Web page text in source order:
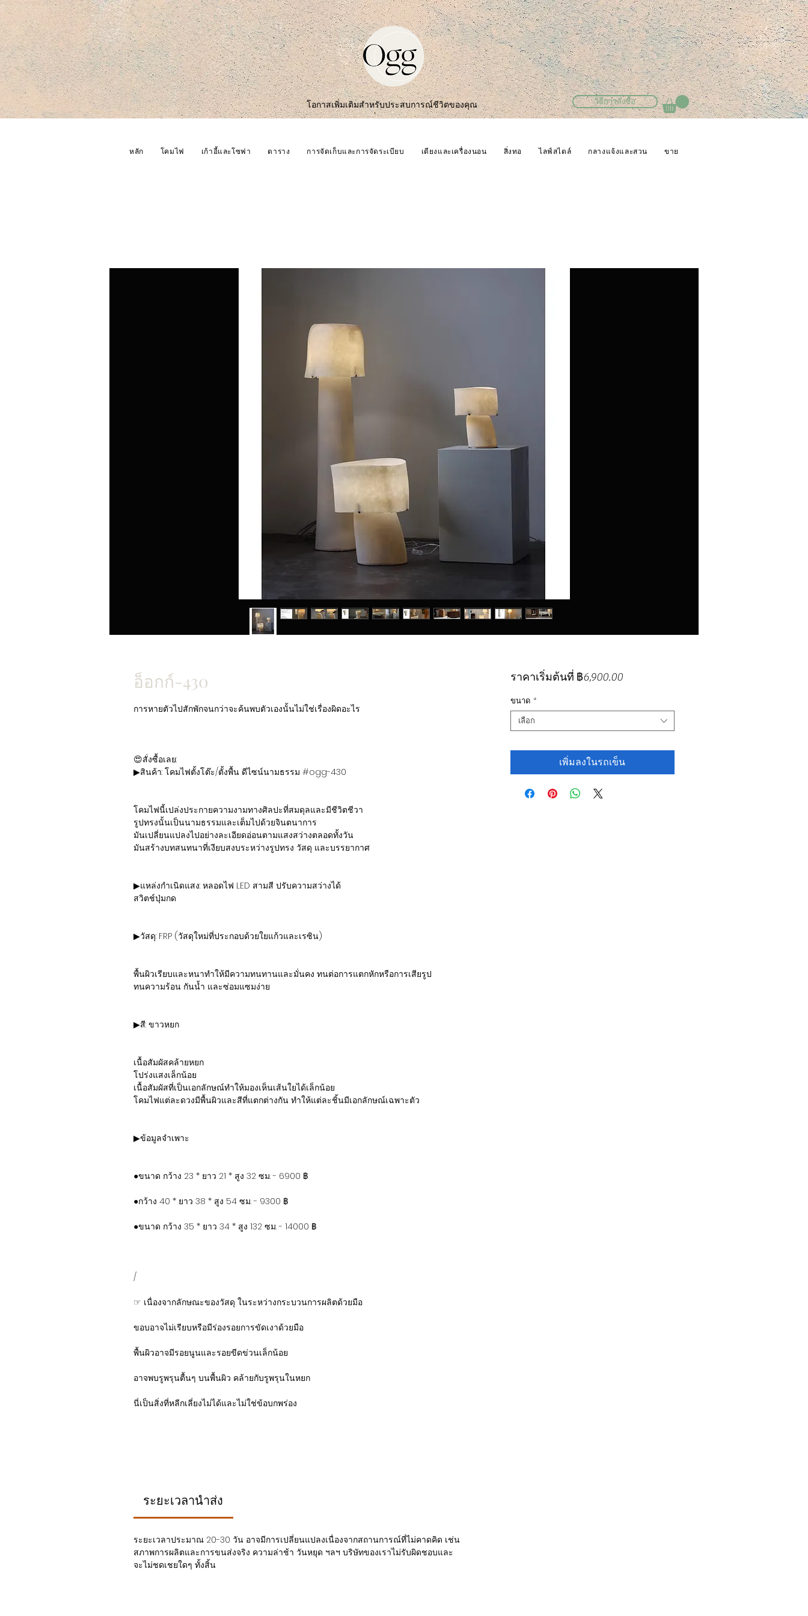
โอกาสเพิ่มเติมสำหรับประสบการณ์ชีวิตของคุณ วิธีการสั่งซื้อ
หลัก โคมไฟ เก้าอี้และโซฟา ตาราง การจัดเก็บและการจัดระเบียบ เตียงและเครื่องนอน สิ่งทอ ไลฟ์สไตล์ กลางแจ้งและสวน ขาย
อ็อกก์-430
การหายตัวไปสักพักจนกว่าจะค้นพบตัวเองนั้นไม่ใช่เรื่องผิดอะไร
😍สั่งซื้อเลย:
▶สินค้า: โคมไฟตั้งโต๊ะ/ตั้งพื้น ดีไซน์นามธรรม #ogg-430
โคมไฟนี้เปล่งประกายความงามทางศิลปะที่สมดุลและมีชีวิตชีวา
รูปทรงนั้นเป็นนามธรรมและเต็มไปด้วยจินตนาการ
มันเปลี่ยนแปลงไปอย่างละเอียดอ่อนตามแสงสว่างตลอดทั้งวัน
มันสร้างบทสนทนาที่เงียบสงบระหว่างรูปทรง วัสดุ และบรรยากาศ
▶แหล่งกำเนิดแสง: หลอดไฟ LED สามสี ปรับความสว่างได้
สวิตช์ปุ่มกด
▶วัสดุ: FRP (วัสดุใหม่ที่ประกอบด้วยใยแก้วและเรซิน)
พื้นผิวเรียบและหนาทำให้มีความทนทานและมั่นคง ทนต่อการแตกหักหรือการเสียรูป
ทนความร้อน กันน้ำ และซ่อมแซมง่าย
▶สี: ขาวหยก
เนื้อสัมผัสคล้ายหยก
โปร่งแสงเล็กน้อย
เนื้อสัมผัสที่เป็นเอกลักษณ์ทำให้มองเห็นเส้นใยได้เล็กน้อย
โคมไฟแต่ละดวงมีพื้นผิวและสีที่แตกต่างกัน ทำให้แต่ละชิ้นมีเอกลักษณ์เฉพาะตัว
▶ข้อมูลจำเพาะ
●ขนาด กว้าง 23 * ยาว 21 * สูง 32 ซม. - 6900 ฿
●กว้าง 40 * ยาว 38 * สูง 54 ซม. - 9300 ฿
●ขนาด กว้าง 35 * ยาว 34 * สูง 132 ซม. - 14000 ฿
/
☞ เนื่องจากลักษณะของวัสดุ ในระหว่างกระบวนการผลิตด้วยมือ
ขอบอาจไม่เรียบหรือมีร่องรอยการขัดเงาด้วยมือ
พื้นผิวอาจมีรอยนูนและรอยขีดข่วนเล็กน้อย
อาจพบรูพรุนตื้นๆ บนพื้นผิว คล้ายกับรูพรุนในหยก
นี่เป็นสิ่งที่หลีกเลี่ยงไม่ได้และไม่ใช่ข้อบกพร่อง
ระยะเวลานำส่ง
ระยะเวลาประมาณ 20-30 วัน อาจมีการเปลี่ยนแปลงเนื่องจากสถานการณ์ที่ไม่คาดคิด เช่น
สภาพการผลิตและการขนส่งจริง ความล่าช้า วันหยุด ฯลฯ บริษัทของเราไม่รับผิดชอบและ
จะไม่ชดเชยใดๆ ทั้งสิ้น
ราคาเริ่มต้นที่ ฿6,900.00ราคา
ขนาด *
เลือก
เพิ่มลงในรถเข็น